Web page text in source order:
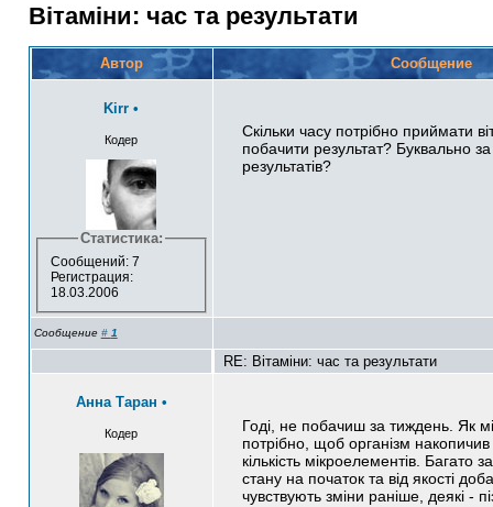
Вітаміни: час та результати
Автор Сообщение
Kirr •
Кодер
Статистика:
Сообщений: 7
Регистрация:
18.03.2006
Скільки часу потрібно приймати
побачити результат? Буквально
результатів?
Сообщение # 1
RE: Вітаміни: час та результати
Анна Таран •
Кодер
Годі, не побачиш за тиждень. Як
потрібно, щоб організм накопичив
кількість мікроелементів. Багато
стану на початок та від якості
чувствують зміни раніше, деякі -